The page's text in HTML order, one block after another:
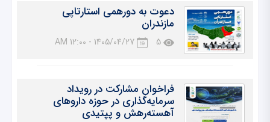
دعوت به دورهمی استارتاپی
مازندران
5
1405/04/27 - 12:00 AM
فراخوان مشارکت در رویداد
سرمایه‌گذاری در حوزه داروهای
آهسته‌رهش و پپتیدی